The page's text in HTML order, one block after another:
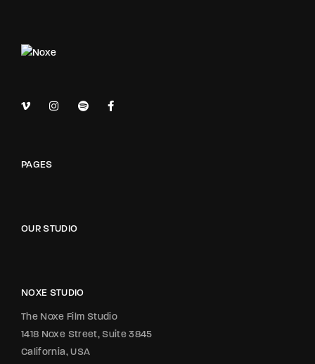
PAGES
OUR STUDIO
NOXE STUDIO
The Noxe Film Studio
1418 Noxe Street, Suite 3845
California, USA